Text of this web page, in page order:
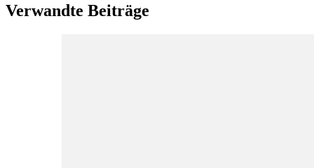
Verwandte Beiträge